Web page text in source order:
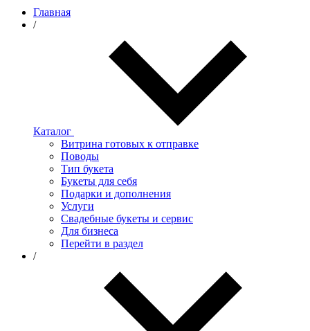
Главная
/
Каталог
Витрина готовых к отправке
Поводы
Тип букета
Букеты для себя
Подарки и дополнения
Услуги
Свадебные букеты и сервис
Для бизнеса
Перейти в раздел
/